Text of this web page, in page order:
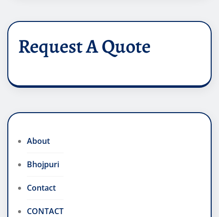
Request A Quote
About
Bhojpuri
Contact
CONTACT